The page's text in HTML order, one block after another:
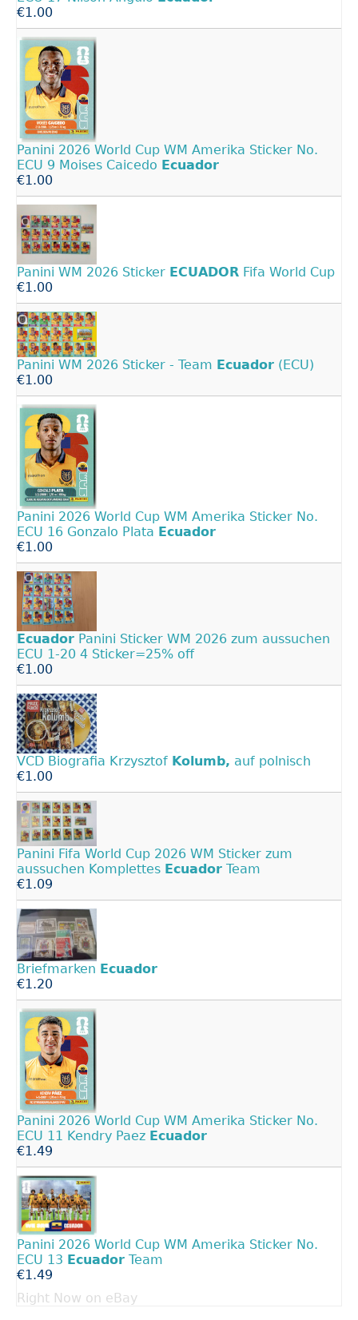
€1.00
Panini 2026 World Cup WM Amerika Sticker No.
ECU 9 Moises Caicedo Ecuador
€1.00
Panini WM 2026 Sticker ECUADOR Fifa World Cup
€1.00
Panini WM 2026 Sticker - Team Ecuador (ECU)
€1.00
Panini 2026 World Cup WM Amerika Sticker No.
ECU 16 Gonzalo Plata Ecuador
€1.00
Ecuador Panini Sticker WM 2026 zum aussuchen
ECU 1-20 4 Sticker=25% off
€1.00
VCD Biografia Krzysztof Kolumb, auf polnisch
€1.00
Panini Fifa World Cup 2026 WM Sticker zum
aussuchen Komplettes Ecuador Team
€1.09
Briefmarken Ecuador
€1.20
Panini 2026 World Cup WM Amerika Sticker No.
ECU 11 Kendry Paez Ecuador
€1.49
Panini 2026 World Cup WM Amerika Sticker No.
ECU 13 Ecuador Team
€1.49
Right Now on eBay